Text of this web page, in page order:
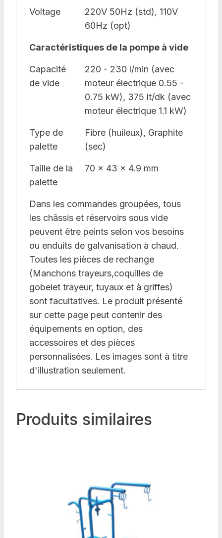
Voltage
220V 50Hz (std), 110V
60Hz (opt)
Caractéristiques de la pompe à vide
Capacité
de vide
220 - 230 l/min (avec
moteur électrique 0.55 -
0.75 kW), 375 lt/dk (avec
moteur électrique 1.1 kW)
Type de
palette
Fibre (huileux), Graphite
(sec)
Taille de la
palette
70 x 43 x 4.9 mm
Dans les commandes groupées, tous
les châssis et réservoirs sous vide
peuvent être peints selon vos besoins
ou enduits de galvanisation à chaud.
Toutes les pièces de rechange
(Manchons trayeurs,coquilles de
gobelet trayeur, tuyaux et à griffes)
sont facultatives. Le produit présenté
sur cette page peut contenir des
équipements en option, des
accessoires et des pièces
personnalisées. Les images sont à titre
d'illustration seulement.
Produits similaires